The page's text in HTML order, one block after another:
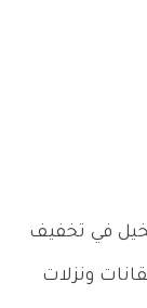
في تخفيف
ونزلات